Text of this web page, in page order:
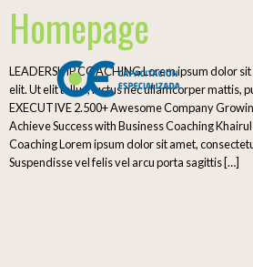
Homepage
LEADERSHIP COACHING Lorem ipsum dolor
elit. Ut elit tellus, luctus nec ullamcorper mattis,
EXECUTIVE 2.500+ Awesome Company
Achieve Success with Business Coaching
Coaching Lorem ipsum dolor sit amet,
Suspendisse vel felis vel arcu porta sagittis […]